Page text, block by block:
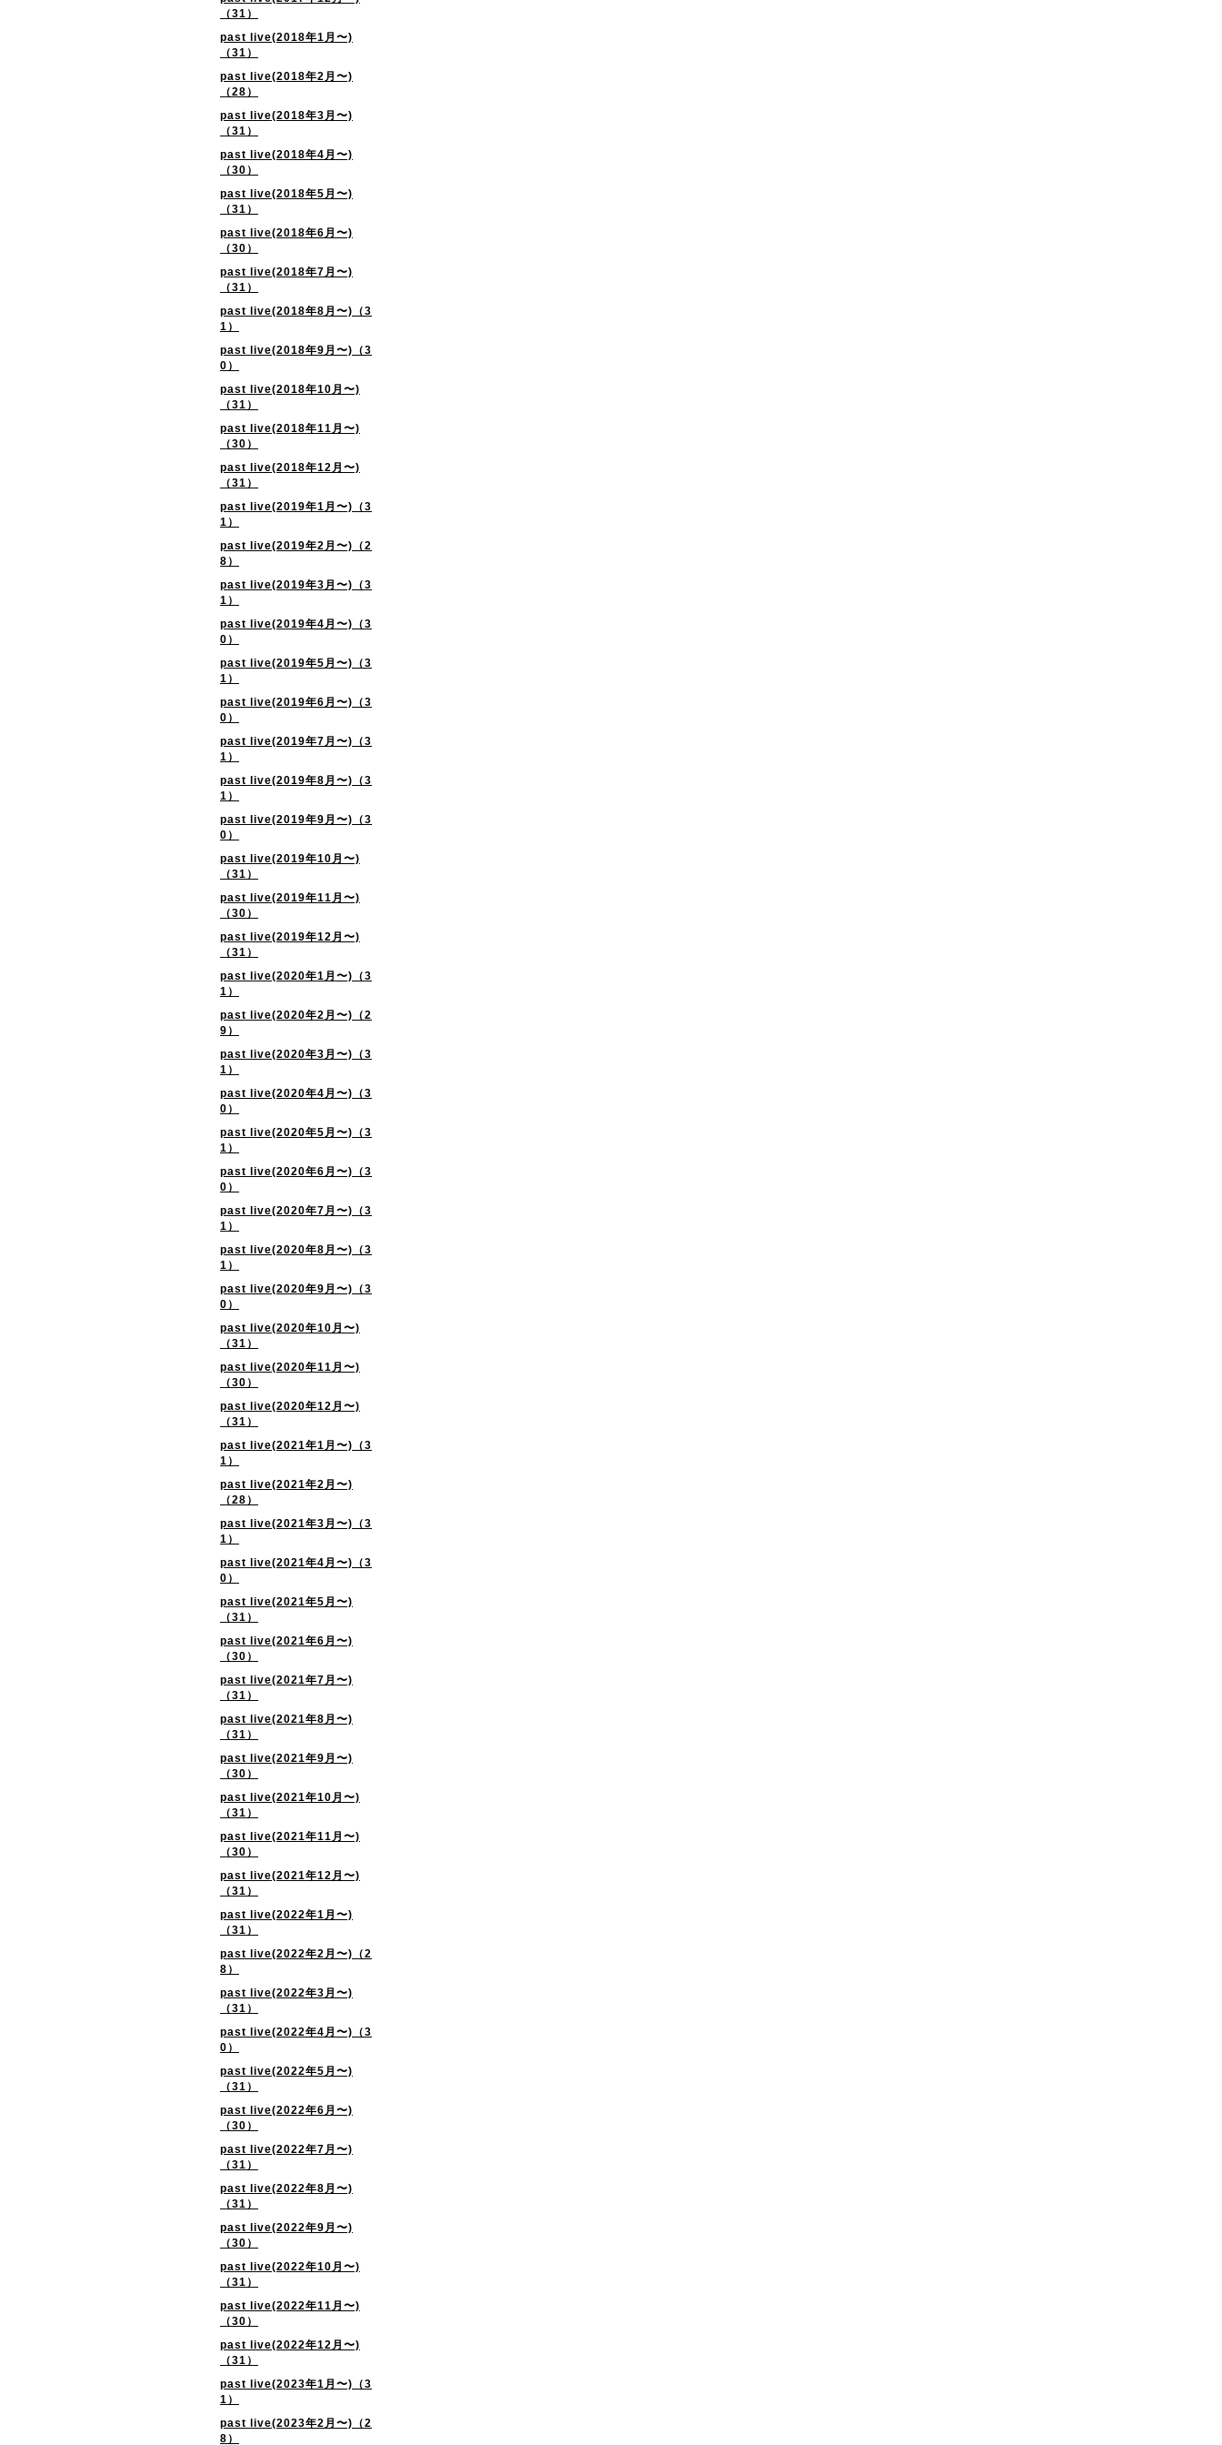
（31）
past live(2018年1月〜)
（31）
past live(2018年2月〜)
（28）
past live(2018年3月〜)
（31）
past live(2018年4月〜)
（30）
past live(2018年5月〜)
（31）
past live(2018年6月〜)
（30）
past live(2018年7月〜)
（31）
past live(2018年8月〜)（3
1）
past live(2018年9月〜)（3
0）
past live(2018年10月〜)
（31）
past live(2018年11月〜)
（30）
past live(2018年12月〜)
（31）
past live(2019年1月〜)（3
1）
past live(2019年2月〜)（2
8）
past live(2019年3月〜)（3
1）
past live(2019年4月〜)（3
0）
past live(2019年5月〜)（3
1）
past live(2019年6月〜)（3
0）
past live(2019年7月〜)（3
1）
past live(2019年8月〜)（3
1）
past live(2019年9月〜)（3
0）
past live(2019年10月〜)
（31）
past live(2019年11月〜)
（30）
past live(2019年12月〜)
（31）
past live(2020年1月〜)（3
1）
past live(2020年2月〜)（2
9）
past live(2020年3月〜)（3
1）
past live(2020年4月〜)（3
0）
past live(2020年5月〜)（3
1）
past live(2020年6月〜)（3
0）
past live(2020年7月〜)（3
1）
past live(2020年8月〜)（3
1）
past live(2020年9月〜)（3
0）
past live(2020年10月〜)
（31）
past live(2020年11月〜)
（30）
past live(2020年12月〜)
（31）
past live(2021年1月〜)（3
1）
past live(2021年2月〜)
（28）
past live(2021年3月〜)（3
1）
past live(2021年4月〜)（3
0）
past live(2021年5月〜)
（31）
past live(2021年6月〜)
（30）
past live(2021年7月〜)
（31）
past live(2021年8月〜)
（31）
past live(2021年9月〜)
（30）
past live(2021年10月〜)
（31）
past live(2021年11月〜)
（30）
past live(2021年12月〜)
（31）
past live(2022年1月〜)
（31）
past live(2022年2月〜)（2
8）
past live(2022年3月〜)
（31）
past live(2022年4月〜)（3
0）
past live(2022年5月〜)
（31）
past live(2022年6月〜)
（30）
past live(2022年7月〜)
（31）
past live(2022年8月〜)
（31）
past live(2022年9月〜)
（30）
past live(2022年10月〜)
（31）
past live(2022年11月〜)
（30）
past live(2022年12月〜)
（31）
past live(2023年1月〜)（3
1）
past live(2023年2月〜)（2
8）